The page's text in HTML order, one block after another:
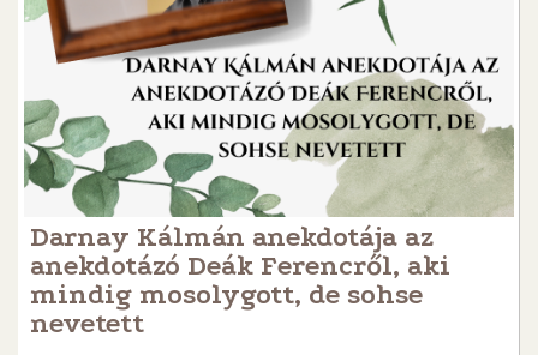
Darnay Kálmán anekdotája az
anekdotázó Deák Ferencről, aki
mindig mosolygott, de sohse
nevetett